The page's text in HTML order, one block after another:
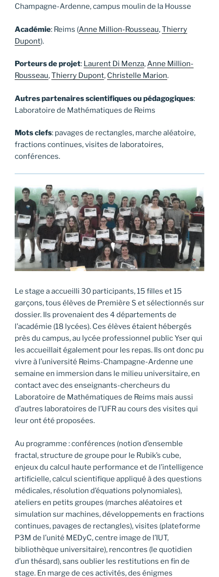
Champagne-Ardenne, campus moulin de la Housse
Académie: Reims (Anne Million-Rousseau,Thierry
Dupont).
Porteurs de projet: Laurent Di Menza,Anne Million-
Rousseau,Thierry Dupont, Christelle Marion.
Autres partenaires scientifiques ou pédagogiques:
Laboratoire de Mathématiques de Reims
Mots clefs: pavages de rectangles, marche aléatoire,
fractions continues, visites de laboratoires,
conférences.
Le stage a accueilli 30 participants, 15 filles et 15
garçons, tous élèves de Première S et sélectionnés sur
dossier. Ils provenaient des 4 départements de
l’académie (18 lycées). Ces élèves étaient hébergés
près du campus, au lycée professionnel public Yser qui
les accueillait également pour les repas. Ils ont donc pu
vivre à l’université Reims-Champagne-Ardenne une
semaine en immersion dans le milieu universitaire, en
contact avec des enseignants-chercheurs du
Laboratoire de Mathématiques de Reims mais aussi
d’autres laboratoires de l’UFR au cours des visites qui
leur ont été proposées.
Au programme : conférences (notion d’ensemble
fractal, structure de groupe pour le Rubik’s cube,
enjeux du calcul haute performance et de l’intelligence
artificielle, calcul scientifique appliqué à des questions
médicales, résolution d’équations polynomiales),
ateliers en petits groupes (marches aléatoires et
simulation sur machines, développements en fractions
continues, pavages de rectangles), visites (plateforme
P3M de l’unité MEDyC, centre image de l’IUT,
bibliothèque universitaire), rencontres (le quotidien
d’un thésard), sans oublier les restitutions en fin de
stage. En marge de ces activités, des énigmes